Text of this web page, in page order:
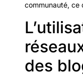
communauté, ce
des